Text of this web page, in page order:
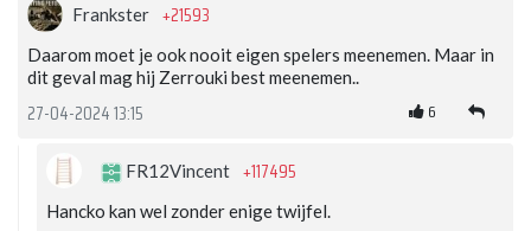
Frankster +21593
Daarom moet je ook nooit eigen spelers meenemen. Maar in
dit geval mag hij Zerrouki best meenemen..
27-04-2024 13:15 6
FR12Vincent +117495
Hancko kan wel zonder enige twijfel.